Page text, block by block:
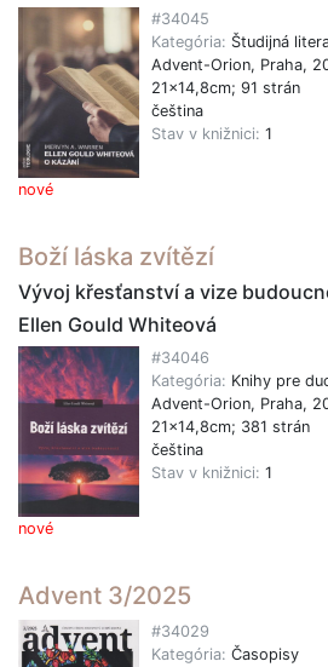
nové
#34045
Kategória: Študijná
Advent-Orion, Praha,
21x14,8cm; 91 strán
čeština
Stav v knižnici: 1
Boží láska zvítězí
Vývoj křesťanství a vize
Ellen Gould Whiteová
nové
#34046
Kategória: Knihy pre
Advent-Orion, Praha,
21x14,8cm; 381 strán
čeština
Stav v knižnici: 1
Advent 3/2025
#34029
Kategória: Časopisy